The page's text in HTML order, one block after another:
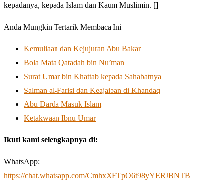
kepadanya, kepada Islam dan Kaum Muslimin. []
Anda Mungkin Tertarik Membaca Ini
Kemuliaan dan Kejujuran Abu Bakar
Bola Mata Qatadah bin Nu’man
Surat Umar bin Khattab kepada Sahabatnya
Salman al-Farisi dan Keajaiban di Khandaq
Abu Darda Masuk Islam
Ketakwaan Ibnu Umar
Ikuti kami selengkapnya di:
WhatsApp:
https://chat.whatsapp.com/CmhxXFTpO6t98yYERJBNTB